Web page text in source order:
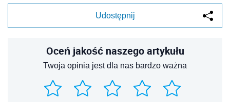
Udostępnij
Oceń jakość naszego artykułu
Twoja opinia jest dla nas bardzo ważna